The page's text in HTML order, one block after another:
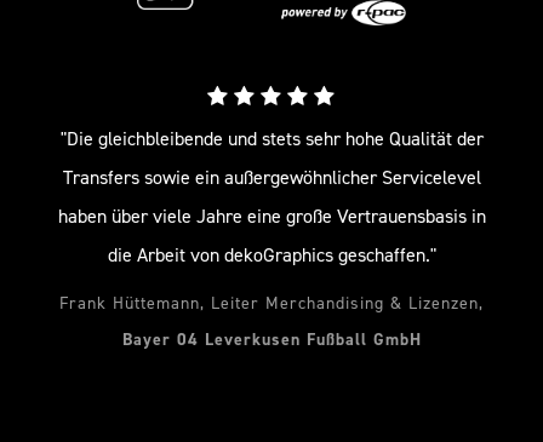
"Die gleichbleibende und stets sehr hohe Qualität der
Transfers sowie ein außergewöhnlicher Servicelevel
haben über viele Jahre eine große Vertrauensbasis in
die Arbeit von dekoGraphics geschaffen."
Frank Hüttemann, Leiter Merchandising & Lizenzen,
Bayer 04 Leverkusen Fußball GmbH